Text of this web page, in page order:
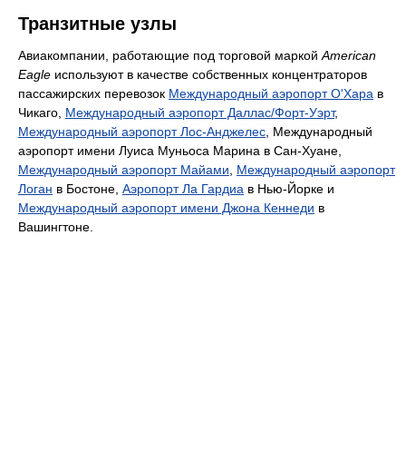
Транзитные узлы
Авиакомпании, работающие под торговой маркой American
Eagle используют в качестве собственных концентраторов
пассажирских перевозок Международный аэропорт О'Хара в
Чикаго, Международный аэропорт Даллас/Форт-Уэрт,
Международный аэропорт Лос-Анджелес , Международный
аэропорт имени Луиса Муньоса Марина в Сан-Хуане,
Международный аэропорт Майами
Международный аэропорт
Логан в Бостоне, Аэропорт Ла Гардиа в Нью-Йорке и
Международный аэропорт имени Джона Кеннеди в
Вашингтоне.